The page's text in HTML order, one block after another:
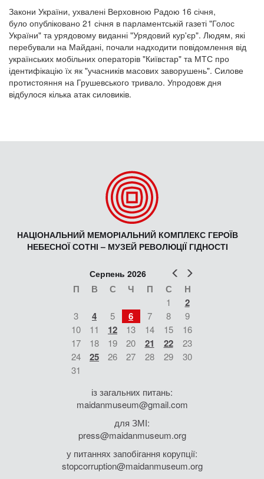
Закони України, ухвалені Верховною Радою 16 січня,
було опубліковано 21 січня в парламентській газеті "Голос
України" та урядовому виданні "Урядовий кур'єр". Людям, які
перебували на Майдані, почали надходити повідомлення від
українських мобільних операторів "Київстар" та МТС про
ідентифікацію їх як "учасників масових заворушень". Силове
протистояння на Грушевського тривало. Упродовж дня
відбулося кілька атак силовиків.
НАЦІОНАЛЬНИЙ МЕМОРІАЛЬНИЙ КОМПЛЕКС ГЕРОЇВ
НЕБЕСНОЇ СОТНІ – МУЗЕЙ РЕВОЛЮЦІЇ ГІДНОСТІ
Попер
Серпень 2026
П В С Ч П С Н
1 2
3 4 5 6 7 8
9
10
11 12 13 14 15
16
17
18 19 20 21 22
23
24
25 26 27 28 29
30
31
із загальних питань:
maidanmuseum@gmail.com
для ЗМІ:
press@maidanmuseum.org
у питаннях запобігання корупції:
stopcorruption@maidanmuseum.org